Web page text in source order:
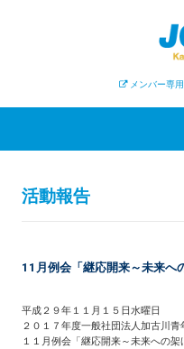
メンバー専
活動報告
11月例会「継応開来～未来へ
平成２９年１１月１５日水曜日
２０１７年度一般社団法人加古川青
１１月例会「継応開来～未来への